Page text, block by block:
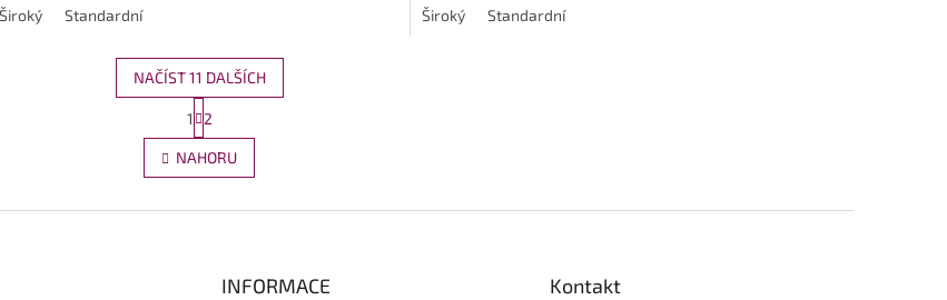
Široký Standardní Široký Standardní
O
v
l
d
NAČÍST 11 DALŠÍCH
S
t
r
á
n
1 2
NAHORU
INFORMACE Kontakt